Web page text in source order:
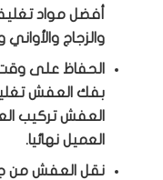
أفضل مواد
والزجاج
الحفاظ على
بفك العفش
العفش تركيب
العميل نهائيا.
نقل العفش من